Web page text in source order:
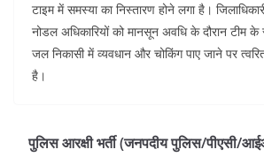
टाइम में समस्या का निस्तारण होने लगा है।
नोडल अधिकारियों को मानसून अवधि के दौरान टीम
जल निकासी में व्यवधान और चोकिंग पाए जाने पर
है।
पुलिस आरक्षी भर्ती (जनपदीय पुलिस/पीएसी/